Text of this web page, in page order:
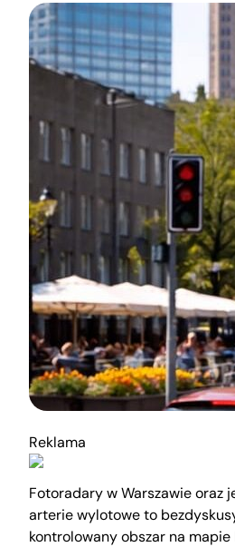
Reklama
Fotoradary w Warszawie oraz
arterie wylotowe to
kontrolowany obszar na mapie